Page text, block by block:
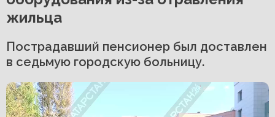
жильца
Пострадавший пенсионер был доставлен
в седьмую городскую больницу.